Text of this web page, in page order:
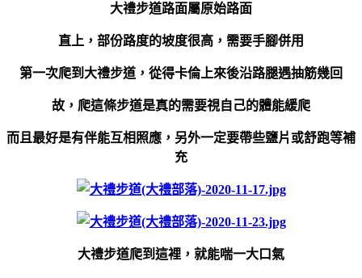
大禮步道路面屬原始路面
直上，部份路度的坡度很高，需要手腳併用
第一次爬到大禮步道，從得卡倫上來後沿路腿遇抽筋幾回
故，爬這條步道是真的需要視自己的體能緩爬
而且最好是有伴能互相照應，另外一定要帶些鹽片或舒跑等補
充
大禮步道爬到這裡，就能喘一大口氣